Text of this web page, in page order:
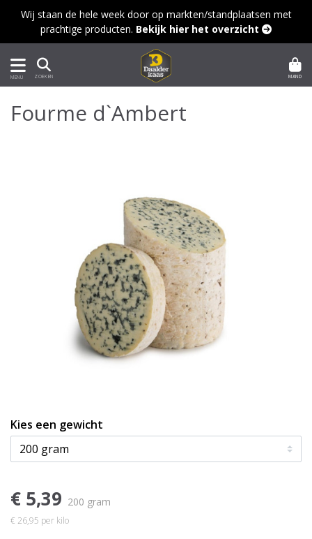
Wij staan de hele week door op markten/standplaatsen met
prachtige producten. Bekijk hier het overzicht 
MENU ZOEKEN MAND
Fourme d`Ambert
Kies een gewicht
€ 5,39 200 gram
€ 26,95 per kilo